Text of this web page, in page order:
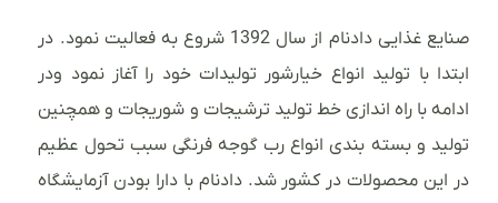
صنایع غذایی دادنام از سال 1392 شروع به فعالیت نمود. در
ابتدا با تولید انواع خیارشور تولیدات خود را آغاز نمود ودر
ادامه با راه اندازی خط تولید ترشیجات و شوریجات و همچنین
تولید و بسته بندی انواع رب گوجه فرنگی سبب تحول عظیم
در این محصولات در کشور شد. دادنام با دارا بودن آزمایشگاه